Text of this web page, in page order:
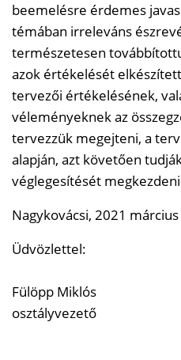
beemelésre érdemes
témában irreleváns
természetesen
azok értékelését
tervezői értékelésének,
véleményeknek az
tervezzük megejteni, a
alapján, azt követően
véglegesítését
Nagykovácsi, 2021
Üdvözlettel:
Fülöpp Miklós
osztályvezető